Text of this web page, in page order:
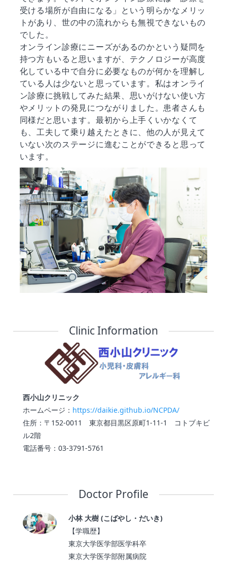
受ける場所が自由になる」という明らかなメリッ
トがあり、世の中の流れからも無視できないもの
でした。
オンライン診療にニーズがあるのかという疑問を
持つ方もいると思いますが、テクノロジーが高度
化している中で自分に必要なものが何かを理解し
ている人は少ないと思っています。私はオンライ
ン診療に挑戦してみた結果、思いがけない使い方
やメリットの発見につながりました。患者さんも
同様だと思います。最初から上手くいかなくて
も、工夫して乗り越えたときに、他の人が見えて
いない次のステージに進むことができると思って
います。
Clinic Information
西小山クリニック
ホームページ： https://daikie.github.io/NCPDA/
住所：〒152-0011 東京都目黒区原町1-11-1 コトブキビ
ル2階
電話番号：03-3791-5761
Doctor Profile
小林 大樹 (こばやし・だいき)
【学職歴】
東京大学医学部医学科卒
東京大学医学部附属病院